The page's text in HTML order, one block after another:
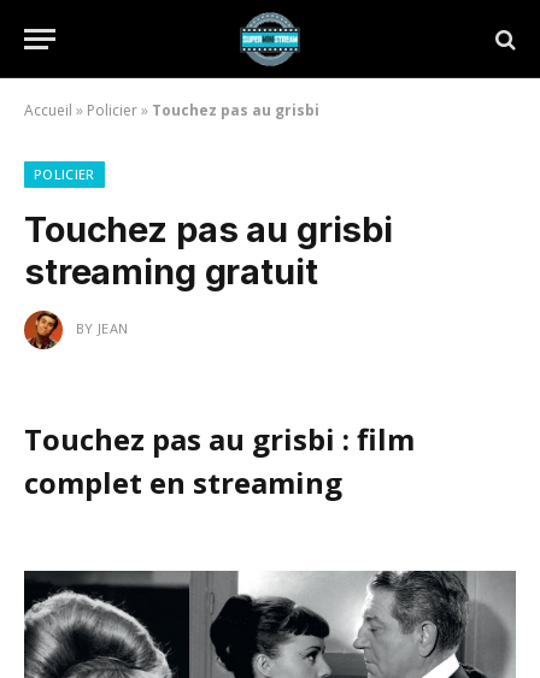
Accueil » Policier» Touchez pas au grisbi
POLICIER
Touchez pas au grisbi
streaming gratuit
BY JEAN
Touchez pas au grisbi : film
complet en streaming